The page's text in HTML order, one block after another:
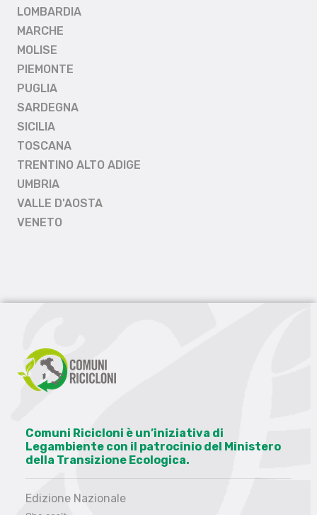
LOMBARDIA
MARCHE
MOLISE
PIEMONTE
PUGLIA
SARDEGNA
SICILIA
TOSCANA
TRENTINO ALTO ADIGE
UMBRIA
VALLE D'AOSTA
VENETO
Comuni Ricicloni è un’iniziativa di
Legambiente con il patrocinio del Ministero
della Transizione Ecologica.
Edizione Nazionale